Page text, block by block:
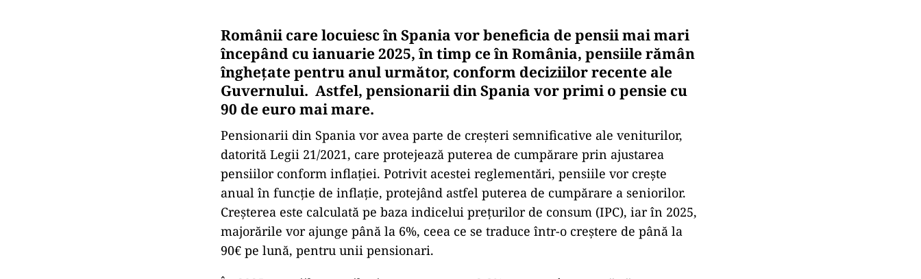
Românii care locuiesc în Spania vor beneficia de pensii mai mari
începând cu ianuarie 2025, în timp ce în România, pensiile rămân
înghețate pentru anul următor, conform deciziilor recente ale
Guvernului. Astfel, pensionarii din Spania vor primi o pensie cu
90 de euro mai mare.
Pensionarii din Spania vor avea parte de creșteri semnificative ale veniturilor,
datorită Legii 21/2021, care protejează puterea de cumpărare prin ajustarea
pensiilor conform inflației. Potrivit acestei reglementări, pensiile vor crește
anual în funcție de inflație, protejând astfel puterea de cumpărare a seniorilor.
Creșterea este calculată pe baza indicelui prețurilor de consum (IPC), iar în 2025,
majorările vor ajunge până la 6%, ceea ce se traduce într-o creștere de până la
90€ pe lună, pentru unii pensionari.